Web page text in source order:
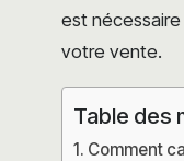
est
votre vente.
Table des
Comment